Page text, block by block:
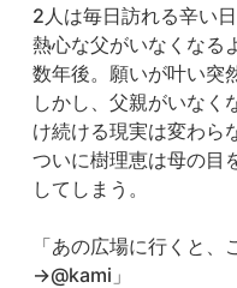
2人は毎日訪れる辛い
熱心な父がいなくなる
数年後。願いが叶い突
しかし、父親がいなく
け続ける現実は変わら
ついに樹理恵は母の目
してしまう。
「あの広場に行くと
→@kami」